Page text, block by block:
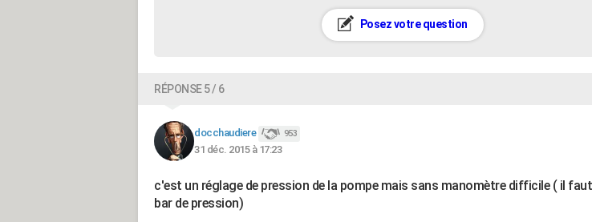
Posez votre question
RÉPONSE 5 / 6
docchaudiere 953
31 déc. 2015 à 17:23
c'est un réglage de pression de la pompe mais sans manomètre difficile ( il faut
bar de pression)